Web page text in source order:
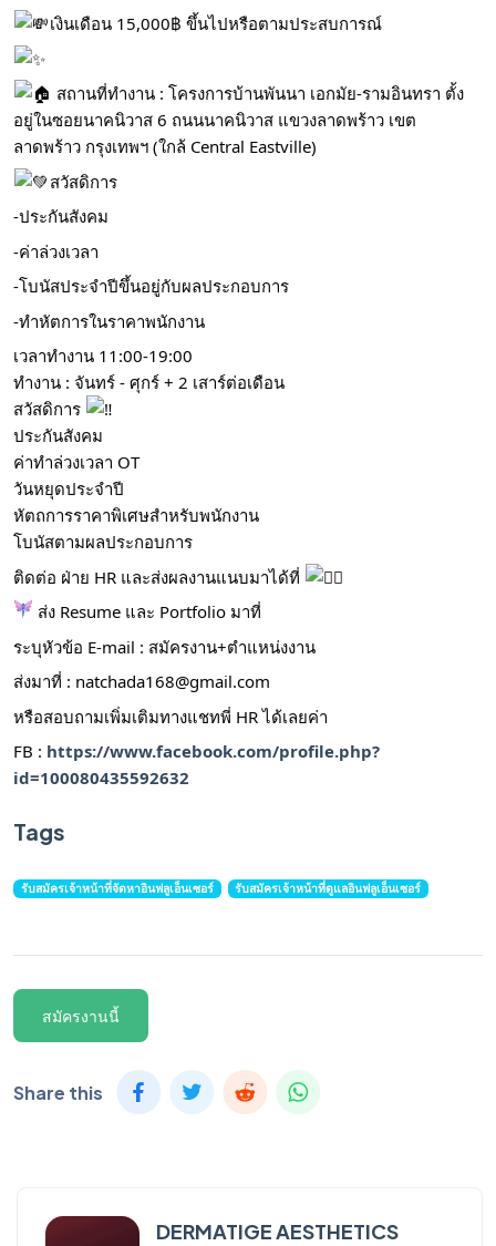
เงินเดือน 15,000฿ ขึ้นไปหรือตามประสบการณ์
สถานที่ทำงาน : โครงการบ้านพันนา เอกมัย-รามอินทรา ตั้ง
อยู่ในซอยนาคนิวาส 6 ถนนนาคนิวาส แขวงลาดพร้าว เขต
ลาดพร้าว กรุงเทพฯ (ใกล้ Central Eastville)
สวัสดิการ
-ประกันสังคม
-ค่าล่วงเวลา
-โบนัสประจำปีขึ้นอยู่กับผลประกอบการ
-ทำหัตการในราคาพนักงาน
เวลาทำงาน 11:00-19:00
ทำงาน : จันทร์ - ศุกร์ + 2 เสาร์ต่อเดือน
สวัสดิการ
ประกันสังคม
ค่าทำล่วงเวลา OT
วันหยุดประจำปี
หัตถการราคาพิเศษสำหรับพนักงาน
โบนัสตามผลประกอบการ
ติดต่อ ฝ่าย HR และส่งผลงานแนบมาได้ที่
ส่ง Resume และ Portfolio มาที่
ระบุหัวข้อ E-mail : สมัครงาน+ตำแหน่งงาน
ส่งมาที่ : natchada168@gmail.com
หรือสอบถามเพิ่มเติมทางแชทพี่ HR ได้เลยค่า
FB : https://www.facebook.com/profile.php?
id=100080435592632
Tags
รับสมัครเจ้าหน้าที่จัดหาอินฟลูเอ็นเซอร์ รับสมัครเจ้าหน้าที่ดูแลอินฟลูเอ็นเซอร์
สมัครงานนี้
Share this
DERMATIGE AESTHETICS